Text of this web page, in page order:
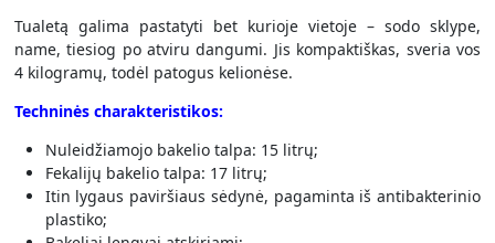
Tualetą galima pastatyti bet kurioje vietoje – sodo sklype,
name, tiesiog po atviru dangumi. Jis kompaktiškas, sveria vos
4 kilogramų, todėl patogus kelionėse.
Techninės charakteristikos:
Nuleidžiamojo bakelio talpa: 15 litrų;
Fekalijų bakelio talpa: 17 litrų;
Itin lygaus paviršiaus sėdynė, pagaminta iš antibakterinio
plastiko;